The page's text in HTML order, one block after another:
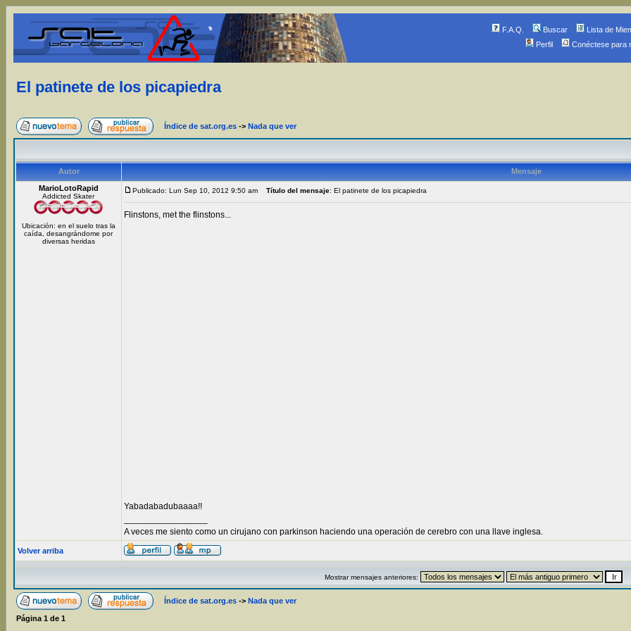
F.A.Q. Buscar Lista de
Perfil
Conéctese para
El patinete de los picapiedra
Índice de sat.org.es -> Nada que ver
Autor
Mensaje
MarioLotoRapid
Addicted Skater
Ubicación: en el suelo tras la
caída, desangrándome por
diversas heridas
Publicado: Lun Sep 10, 2012 9:50 am Título del mensaje: El patinete de los picapiedra
Flinstons, met the flinstons...
Yabadabadubaaaa!!
A veces me siento como un cirujano con parkinson haciendo una operación de cerebro con una llave inglesa.
Volver arriba
Mostrar mensajes anteriores:
Índice de sat.org.es -> Nada que ver
Página 1 de 1